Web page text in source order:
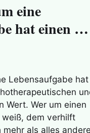
eine
hat einen …
Lebensaufgabe hat
Wert. Wer um einen
weiß, dem verhilft
als alles